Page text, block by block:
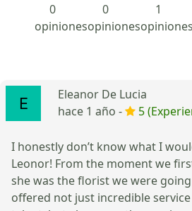
0
opiniones
0
opiniones
1
opiniones
Eleanor De Lucia
hace 1 año -
5
I honestly don’t know what I
Leonor! From the moment we
she was the florist we were
offered not just incredible